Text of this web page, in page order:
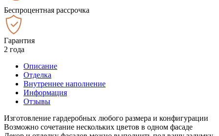
Беспроцентная рассрочка
Гарантия
2 года
Описание
Отделка
Внутреннее наполнение
Информация
Отзывы
Изготовление гардеробных любого размера и конфигурации
Возможно сочетание нескольких цветов в одном фасаде